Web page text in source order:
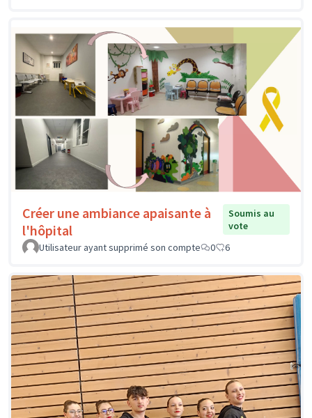
Créer une ambiance apaisante à
l'hôpital
Soumis au
vote
Utilisateur ayant supprimé son compte
0 6